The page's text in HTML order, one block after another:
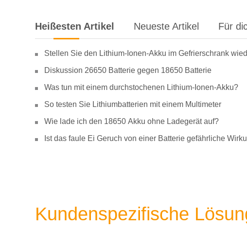
Heißesten Artikel Neueste Artikel Für
Stellen Sie den Lithium-Ionen-Akku im Gefrierschrank
Diskussion 26650 Batterie gegen 18650 Batterie
Was tun mit einem durchstochenen Lithium-Ionen-Akku?
So testen Sie Lithiumbatterien mit einem Multimeter
Wie lade ich den 18650 Akku ohne Ladegerät auf?
Ist das faule Ei Geruch von einer Batterie gefährliche
Kundenspezifische